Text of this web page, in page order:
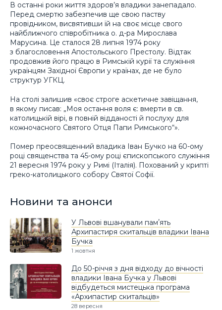
В останні роки життя здоров’я владики занепадало.
Перед смертю забезпечив ще свою паству
провідником, висвятивши їй на своє місце свого
найближчого співробітника о. д-ра Мирослава
Марусина. Це сталося 28 липня 1974 року
з благословення Апостольського Престолу. Відтак
продовжив його працю в Римській курії та служіння
українцям Західної Європи у країнах, де не було
структур УГКЦ.
На столі залишив «своє строге аскетичне завіщання,
в якому писав: „Моя остання воля є: вмерти в св.
католицькій вірі, в повній відданості й послуху для
кожночасного Святого Отця Папи Римського“».
Помер преосвященний владика Іван Бучко на 60-ому
році священства та 45-ому році єпископського служіння
21 вересня 1974 року у Римі (Італія). Похований у крипті
греко-католицького собору Святої Софії.
Новини та анонси
У Львові вшанували памʼять
Архипастиря скитальців владики Івана
Бучка
1 жовтня
До 50-річчя з дня відходу до вічності
владики Івана Бучка у Львові
відбудеться мистецька програма
«Архипастир скитальців»
28 вересня